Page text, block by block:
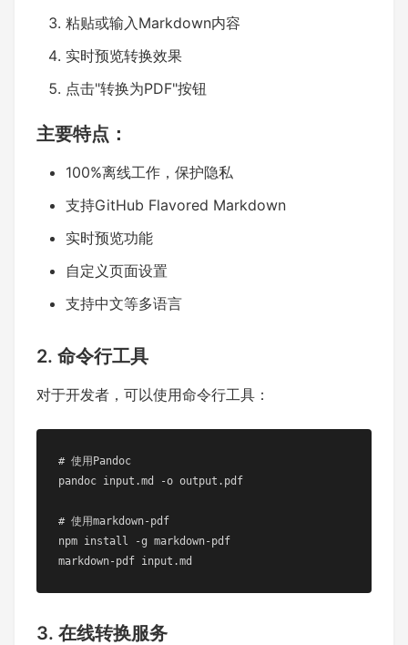
粘贴或输入Markdown内容
实时预览转换效果
点击"转换为PDF"按钮
主要特点：
100%离线工作，保护隐私
支持GitHub Flavored Markdown
实时预览功能
自定义页面设置
支持中文等多语言
2. 命令行工具
对于开发者，可以使用命令行工具：
# 使用Pandoc
pandoc input.md -o output.pdf
# 使用markdown-pdf
npm install -g markdown-pdf
markdown-pdf input.md
3. 在线转换服务